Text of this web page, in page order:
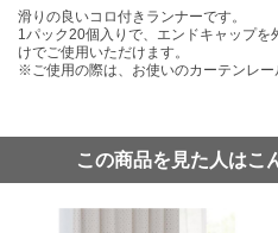
滑りの良いコロ付きランナーです。
1パック20個入りで、エンドキャップ
けでご使用いただけます。
※ご使用の際は、お使いのカーテンレー
この商品を見た人はこ